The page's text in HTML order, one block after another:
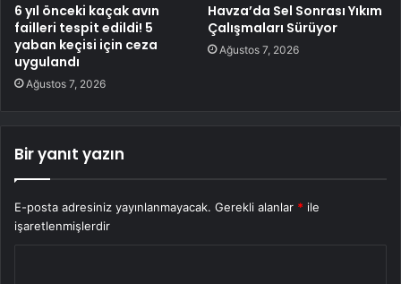
6 yıl önceki kaçak avın
failleri tespit edildi! 5
yaban keçisi için ceza
uygulandı
Ağustos 7, 2026
Havza’da Sel Sonrası Yıkım
Çalışmaları Sürüyor
Ağustos 7, 2026
Bir yanıt yazın
E-posta adresiniz yayınlanmayacak. Gerekli alanlar * ile
işaretlenmişlerdir